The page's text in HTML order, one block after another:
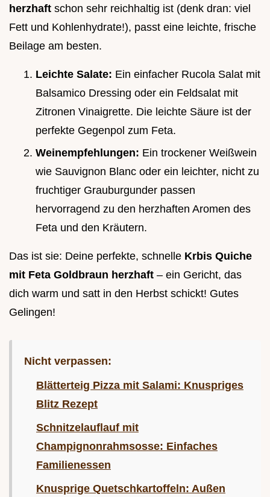
herzhaft schon sehr reichhaltig ist (denk dran: viel
Fett und Kohlenhydrate!), passt eine leichte, frische
Beilage am besten.
Leichte Salate: Ein einfacher Rucola Salat mit
Balsamico Dressing oder ein Feldsalat mit
Zitronen Vinaigrette. Die leichte Säure ist der
perfekte Gegenpol zum Feta.
Weinempfehlungen: Ein trockener Weißwein
wie Sauvignon Blanc oder ein leichter, nicht zu
fruchtiger Grauburgunder passen
hervorragend zu den herzhaften Aromen des
Feta und den Kräutern.
Das ist sie: Deine perfekte, schnelle Krbis Quiche
mit Feta Goldbraun herzhaft – ein Gericht, das
dich warm und satt in den Herbst schickt! Gutes
Gelingen!
Nicht verpassen:
Blätterteig Pizza mit Salami: Knuspriges
Blitz Rezept
Schnitzelauflauf mit
Champignonrahmsosse: Einfaches
Familienessen
Knusprige Quetschkartoffeln: Außen